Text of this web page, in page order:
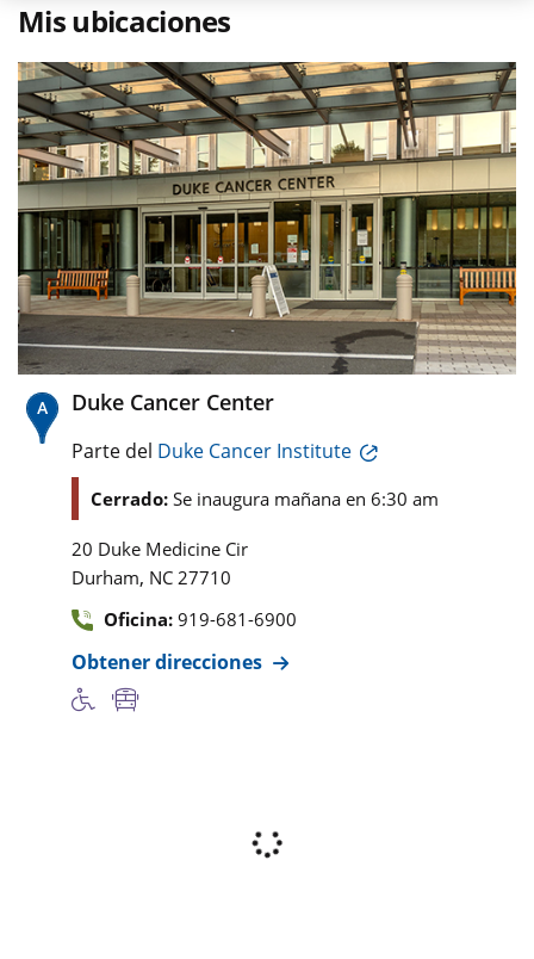
Mis ubicaciones
Duke Cancer Center
Parte del Duke Cancer Institute
Cerrado: Se inaugura mañana en 6:30 am
20 Duke Medicine Cir
Durham, NC 27710
Oficina: 919-681-6900
Obtener direcciones